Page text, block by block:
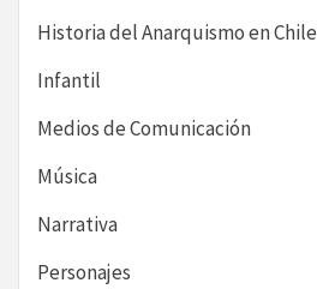
Historia del Anarquismo en Chile
Infantil
Medios de Comunicación
Música
Narrativa
Personajes